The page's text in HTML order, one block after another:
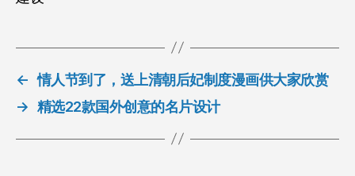
← 情人节到了，送上清朝后妃制度漫画供大家欣赏
→ 精选22款国外创意的名片设计